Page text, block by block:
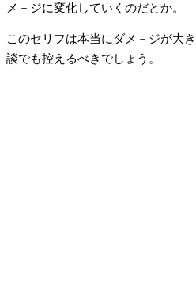
メ－ジに変化していくのだとか。
このセリフは本当にダメ－ジが大
談でも控えるべきでしょう。